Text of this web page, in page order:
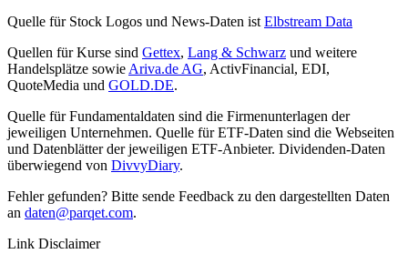
Quelle für Stock Logos und News-Daten ist Elbstream Data
Quellen für Kurse sind Gettex, Lang & Schwarz und weitere
Handelsplätze sowie Ariva.de AG, ActivFinancial, EDI,
QuoteMedia und GOLD.DE.
Quelle für Fundamentaldaten sind die Firmenunterlagen der
jeweiligen Unternehmen. Quelle für ETF-Daten sind die Webseiten
und Datenblätter der jeweiligen ETF-Anbieter. Dividenden-Daten
überwiegend von DivvyDiary.
Fehler gefunden? Bitte sende Feedback zu den dargestellten Daten
an daten@parqet.com.
Link Disclaimer